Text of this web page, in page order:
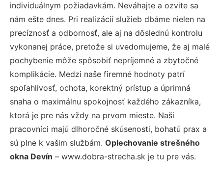
individuálnym požiadavkám. Neváhajte a ozvite sa
nám ešte dnes. Pri realizácií služieb dbáme nielen na
precíznosť a odbornosť, ale aj na dôslednú kontrolu
vykonanej práce, pretože si uvedomujeme, že aj malé
pochybenie môže spôsobiť nepríjemné a zbytočné
komplikácie. Medzi naše firemné hodnoty patrí
spoľahlivosť, ochota, korektný prístup a úprimná
snaha o maximálnu spokojnosť každého zákazníka,
ktorá je pre nás vždy na prvom mieste. Naši
pracovníci majú dlhoročné skúsenosti, bohatú prax a
sú plne k vašim službám. Oplechovanie strešného
okna Devín – www.dobra-strecha.sk je tu pre vás.